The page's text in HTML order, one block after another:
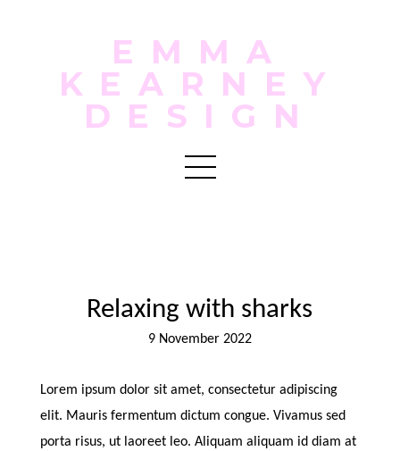
EMMA
KEARNEY
DESIGN
Relaxing with sharks
9 November 2022
Lorem ipsum dolor sit amet, consectetur adipiscing
elit. Mauris fermentum dictum congue. Vivamus sed
porta risus, ut laoreet leo. Aliquam aliquam id diam at